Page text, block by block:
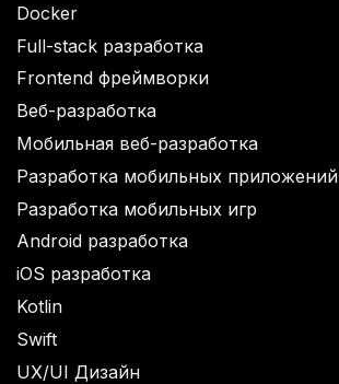
Docker
Full-stack разработка
Frontend фреймворки
Веб-разработка
Мобильная веб-разработка
Разработка мобильных приложений
Разработка мобильных игр
Android разработка
iOS разработка
Kotlin
Swift
UX/UI Дизайн